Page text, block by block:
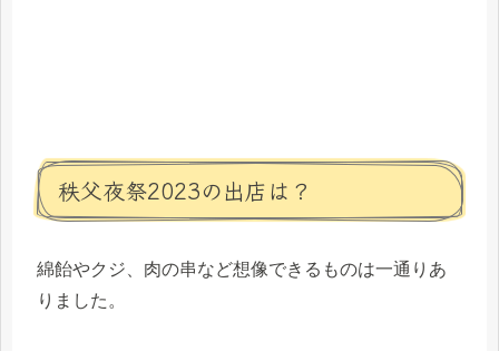
秩父夜祭2023の出店は？
綿飴やクジ、肉の串など想像できるものは一通りあ
りました。